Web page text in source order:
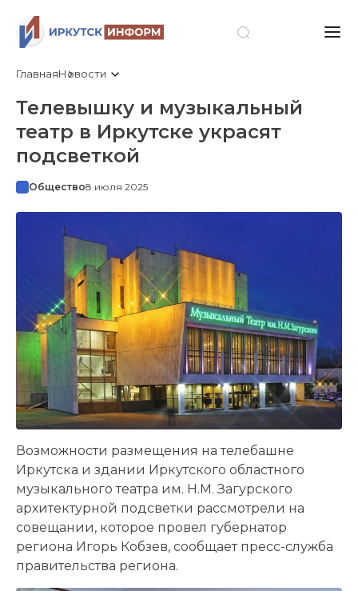
ГлавнаяНовости
Телевышку и музыкальный
театр в Иркутске украсят
подсветкой
Общество8 июля 2025
Возможности размещения на телебашне
Иркутска и здании Иркутского областного
музыкального театра им. Н.М. Загурского
архитектурной подсветки рассмотрели на
совещании, которое провел губернатор
региона Игорь Кобзев, сообщает пресс-служба
правительства региона.